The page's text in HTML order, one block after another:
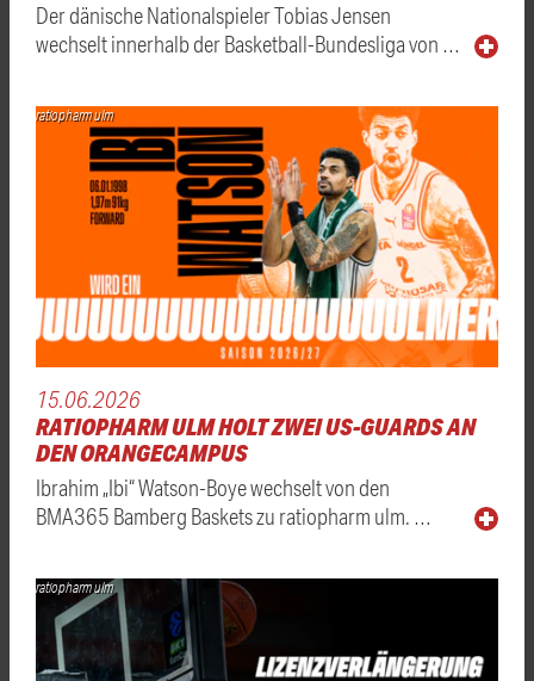
Der dänische Nationalspieler Tobias Jensen
wechselt innerhalb der Basketball-Bundesliga von …
ratiopharm ulm
15.06.2026
RATIOPHARM ULM HOLT ZWEI US-GUARDS AN
DEN ORANGECAMPUS
Ibrahim „Ibi“ Watson-Boye wechselt von den
BMA365 Bamberg Baskets zu ratiopharm ulm. …
ratiopharm ulm